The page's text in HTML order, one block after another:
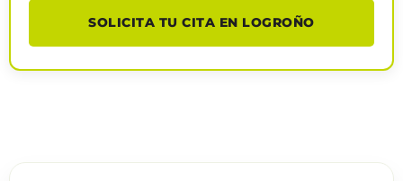
SOLICITA TU CITA EN LOGROÑO